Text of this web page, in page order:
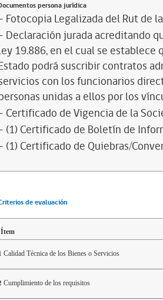
persona jurídica
Fotocopia Legalizada del Rut de
Declaración jurada acreditando
19.886, en el cual se
podrá suscribir contratos
con los funcionarios
unidas a ellos por los
Certificado de Vigencia de la
(1) Certificado de Boletín de
(1) Certificado de Quiebras/
de evaluación
Ítem
Calidad Técnica de los Bienes o Servicios
Cumplimiento de los requisitos